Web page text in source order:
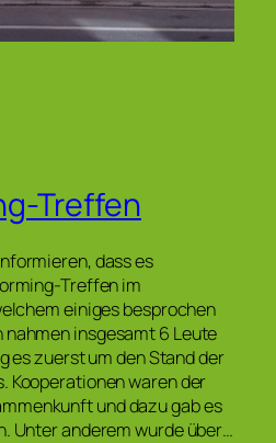
Treffen
dass es
Treffen im
einiges besprochen
insgesamt 6 Leute
es zuerst um den Stand der
Kooperationen waren der
und dazu gab es
Unter anderem wurde über…